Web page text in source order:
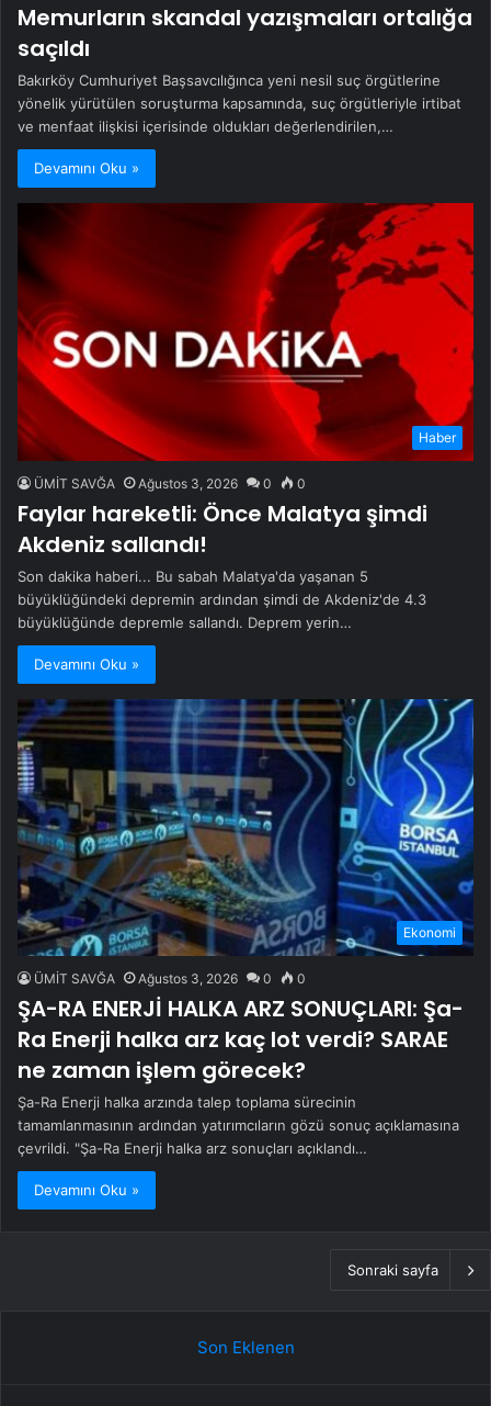
Memurların skandal yazışmaları ortalığa
saçıldı
Bakırköy Cumhuriyet Başsavcılığınca yeni nesil suç örgütlerine
yönelik yürütülen soruşturma kapsamında, suç örgütleriyle irtibat
ve menfaat ilişkisi içerisinde oldukları değerlendirilen,…
Devamını Oku »
Haber
ÜMİT SAVĞA Ağustos 3, 2026 0 0
Faylar hareketli: Önce Malatya şimdi
Akdeniz sallandı!
Son dakika haberi... Bu sabah Malatya'da yaşanan 5
büyüklüğündeki depremin ardından şimdi de Akdeniz'de 4.3
büyüklüğünde depremle sallandı. Deprem yerin…
Devamını Oku »
Ekonomi
ÜMİT SAVĞA Ağustos 3, 2026 0 0
ŞA-RA ENERJİ HALKA ARZ SONUÇLARI: Şa-
Ra Enerji halka arz kaç lot verdi? SARAE
ne zaman işlem görecek?
Şa-Ra Enerji halka arzında talep toplama sürecinin
tamamlanmasının ardından yatırımcıların gözü sonuç açıklamasına
çevrildi. "Şa-Ra Enerji halka arz sonuçları açıklandı…
Devamını Oku »
Sonraki sayfa
Son Eklenen